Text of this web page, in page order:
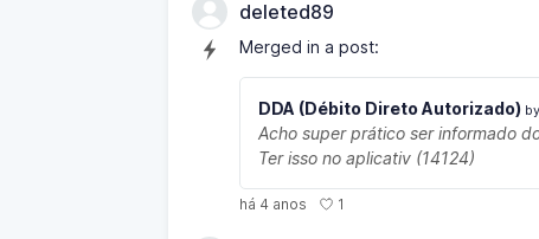
deleted89
Merged in a post:
DDA (Débito Direto Autorizado)
Acho super prático ser informado
Ter isso no aplicativ (14124)
há 4 anos 1